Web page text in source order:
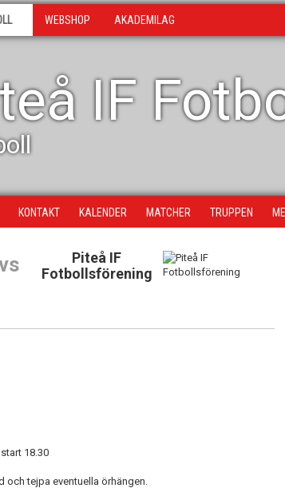
WEBSHOP AKADEMILAG
IF
KONTAKT KALENDER MATCHER TRUPPEN
Piteå IF
Fotbollsförening
18.30
och tejpa eventuella örhängen.